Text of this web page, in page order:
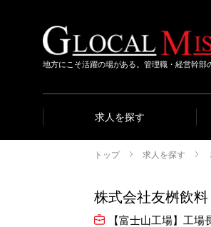
地方にこそ活躍の場がある。管理職・経営幹部
求人を探す
トップ 求人を探す
株式会社友桝飲料
【富士山工場】工場